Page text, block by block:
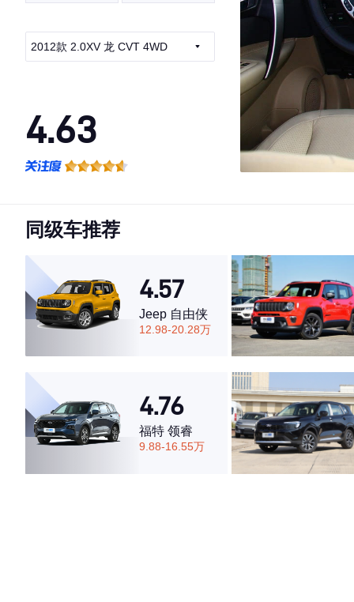
2012款 2.0XV 龙 CVT 4WD
4.63
·空间表现一般，低于78%同级车
同级车推荐
4.57
Jeep 自由侠
12.98-20.28万
4.76
福特 领睿
9.88-16.55万